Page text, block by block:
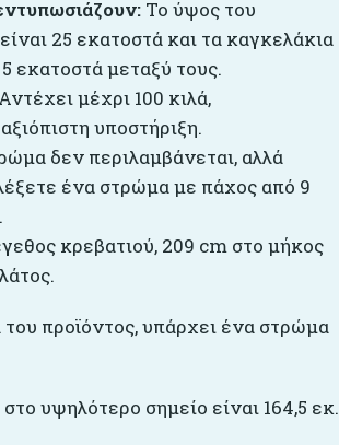
Το ύψος του
25 εκατοστά και τα καγκελάκια
εκατοστά μεταξύ τους.
Αντέχει μέχρι 100 κιλά,
υποστήριξη.
δεν περιλαμβάνεται, αλλά
ένα στρώμα με πάχος από 9
κρεβατιού, 209 cm στο μήκος
προϊόντος, υπάρχει ένα στρώμα
υψηλότερο σημείο είναι 164,5 εκ.